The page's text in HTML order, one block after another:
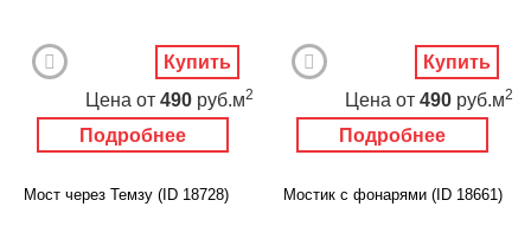
Подробнее
Цена от 490 руб.м2
Купить
Подробнее
Цена от 490 руб.м2
Купить
Мост через Темзу (ID 18728) Мостик с фонарями (ID 18661)